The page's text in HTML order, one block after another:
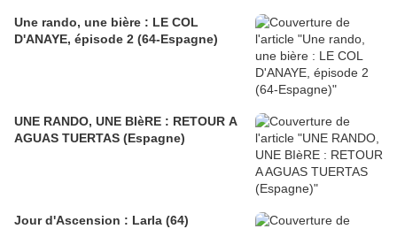
Une rando, une bière : LE COL
D'ANAYE, épisode 2 (64-Espagne)
UNE RANDO, UNE BIèRE : RETOUR A
AGUAS TUERTAS (Espagne)
Jour d'Ascension : Larla (64)